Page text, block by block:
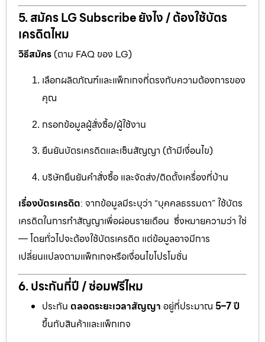
5. สมัคร LG Subscribe ยังไง / ต้องใช้บัตร
เครดิตไหม
วิธีสมัคร(ตาม FAQ ของ LG)
เลือกผลิตภัณฑ์และแพ็กเกจที่ตรงกับความต้องการของ
คุณ
กรอกข้อมูลผู้สั่งซื้อ/ผู้ใช้งาน
ยืนยันบัตรเครดิตและเซ็นสัญญา (ถ้ามีเงื่อนไข)
บริษัทยืนยันคำสั่งซื้อ และจัดส่ง/ติดตั้งเครื่องที่บ้าน
เรื่องบัตรเครดิต: จากข้อมูลมีระบุว่า “บุคคลธรรมดา” ใช้บัตร
เครดิตในการทำสัญญาเพื่อผ่อนรายเดือน ซึ่งหมายความว่า ใช่
— โดยทั่วไปจะต้องใช้บัตรเครดิต แต่ข้อมูลอาจมีการ
เปลี่ยนแปลงตามแพ็กเกจหรือเงื่อนไขโปรโมชั่น
6. ประกันกี่ปี / ซ่อมฟรีไหม
ประกัน ตลอดระยะเวลาสัญญา อยู่ที่ประมาณ 5–7 ปี
ขึ้นกับสินค้าและแพ็กเกจ